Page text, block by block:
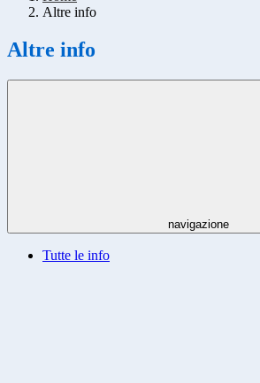
Altre info
Altre info
navigazione
Tutte le info